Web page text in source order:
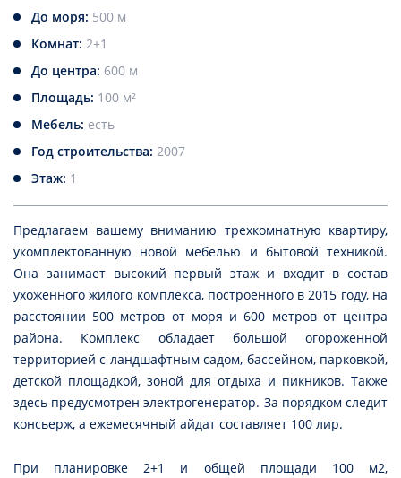
До моря: 500 м
Комнат: 2+1
До центра: 600 м
Площадь: 100 м²
Мебель: есть
Год строительства: 2007
Этаж: 1
Предлагаем вашему вниманию трехкомнатную квартиру,
укомплектованную новой мебелью и бытовой техникой.
Она занимает высокий первый этаж и входит в состав
ухоженного жилого комплекса, построенного в 2015 году, на
расстоянии 500 метров от моря и 600 метров от центра
района. Комплекс обладает большой огороженной
территорией с ландшафтным садом, бассейном, парковкой,
детской площадкой, зоной для отдыха и пикников. Также
здесь предусмотрен электрогенератор. За порядком следит
консьерж, а ежемесячный айдат составляет 100 лир.
При планировке 2+1 и общей площади 100 м2,